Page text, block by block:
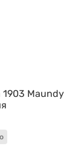
Maundy